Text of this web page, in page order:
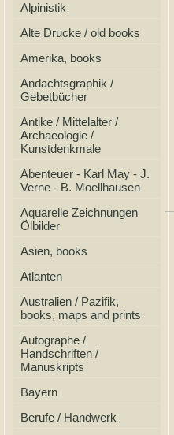
Alpinistik
Alte Drucke / old books
Amerika, books
Andachtsgraphik /
Gebetbücher
Antike / Mittelalter /
Archaeologie /
Kunstdenkmale
Abenteuer - Karl May - J.
Verne - B. Moellhausen
Aquarelle Zeichnungen
Ölbilder
Asien, books
Atlanten
Australien / Pazifik,
books, maps and prints
Autographe /
Handschriften /
Manuskripts
Bayern
Berufe / Handwerk